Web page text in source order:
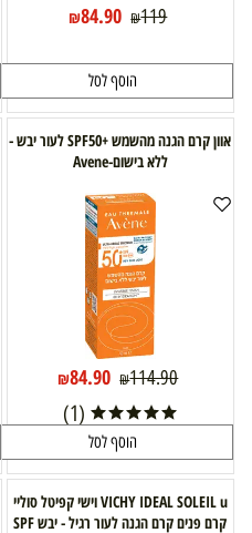
₪119
₪84.90
הוסף לסל
אוון קרם הגנה מהשמש +SPF50 לעור יבש -
ללא בישום-Avene
₪114.90
₪84.90
(1)
הוסף לסל
VICHY IDEAL SOLEIL u וישי קפיטל סוליי
קרם פנים קרם הגנה לעור רגיל - יבש SPF